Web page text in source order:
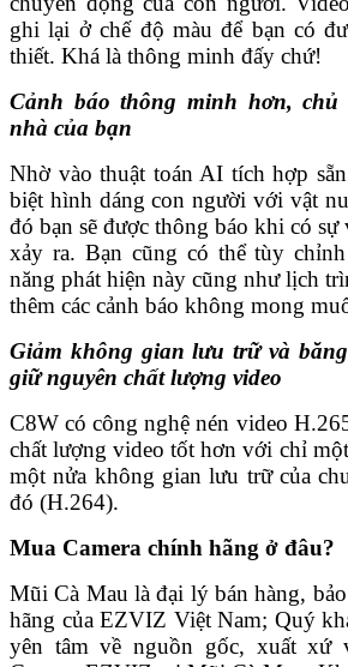
ghi lại ở chế độ màu để bạn có
thiết. Khá là thông minh đấy chứ!
Cảnh báo thông minh hơn, chủ
nhà của bạn
Nhờ vào thuật toán AI tích hợp
biệt hình dáng con người với vật
đó bạn sẽ được thông báo khi có sự
xảy ra. Bạn cũng có thể tùy
năng phát hiện này cũng như lịch
thêm các cảnh báo không mong
Giảm không gian lưu trữ và
giữ nguyên chất lượng video
C8W có công nghệ nén video
chất lượng video tốt hơn với chỉ
một nửa không gian lưu trữ của
đó (H.264).
Mua Camera chính hãng ở đâu?
Mũi Cà Mau là đại lý bán hàng,
hãng của EZVIZ Việt Nam; Quý
yên tâm về nguồn gốc, xuất xứ